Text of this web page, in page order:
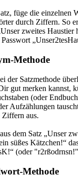
füge die einzelnen
durch Ziffern. So
zweites Haustier
Methode
der Satzmethode
gut merken kannst,
(oder
Aufzählungen
Ziffern aus.
dem Satz „Unser
süßes Kätzchen!“
(oder "r2rßodrnsn!"
Methode